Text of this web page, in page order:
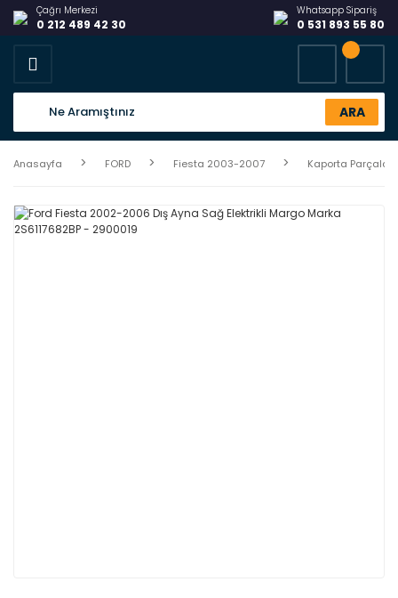
Çağrı Merkezi
0 212 489 42 30
Whatsapp Sipariş
0 531 893 55 80
ARA
Anasayfa FORD Fiesta 2003-2007 Kaporta Parçaları